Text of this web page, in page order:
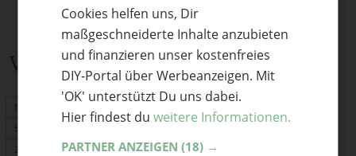
Verwandte Themen
Naturkosmetik
Seife selber machen
Zero Waste
Cookies helfen uns, Dir
maßgeschneiderte Inhalte anzubieten
und finanzieren unser kostenfreies
DIY-Portal über Werbeanzeigen. Mit
'OK' unterstützt Du uns dabei.
Hier findest du weitere Informationen.
PARTNER ANZEIGEN (18) →